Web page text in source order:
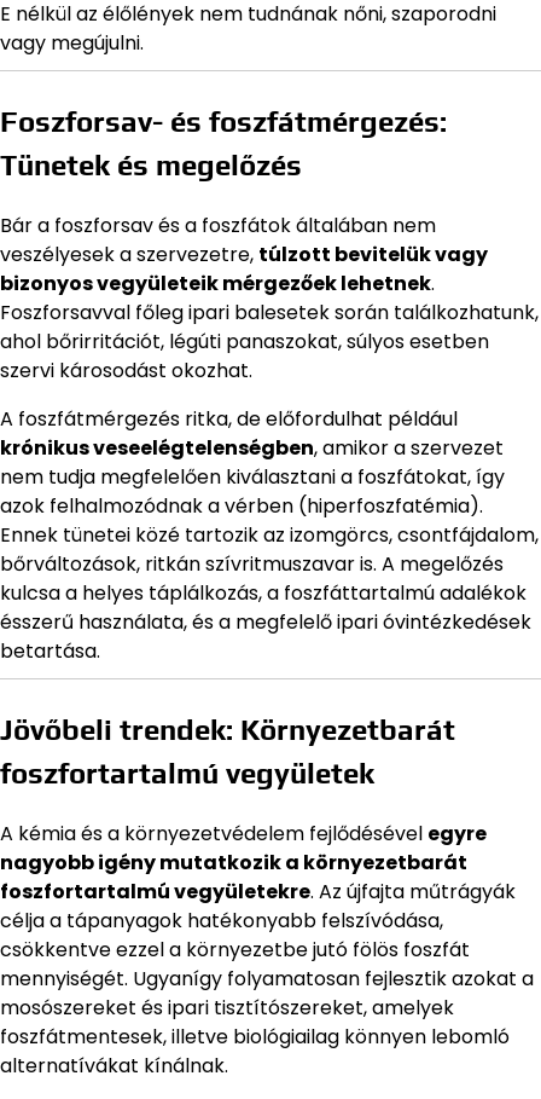
E nélkül az élőlények nem tudnának nőni, szaporodni
vagy megújulni.
Foszforsav- és foszfátmérgezés:
Tünetek és megelőzés
Bár a foszforsav és a foszfátok általában nem
veszélyesek a szervezetre, túlzott bevitelük vagy
bizonyos vegyületeik mérgezőek lehetnek.
Foszforsavval főleg ipari balesetek során találkozhatunk,
ahol bőrirritációt, légúti panaszokat, súlyos esetben
szervi károsodást okozhat.
A foszfátmérgezés ritka, de előfordulhat például
krónikus veseelégtelenségben, amikor a szervezet
nem tudja megfelelően kiválasztani a foszfátokat, így
azok felhalmozódnak a vérben (hiperfoszfatémia).
Ennek tünetei közé tartozik az izomgörcs, csontfájdalom,
bőrváltozások, ritkán szívritmuszavar is. A megelőzés
kulcsa a helyes táplálkozás, a foszfáttartalmú adalékok
ésszerű használata, és a megfelelő ipari óvintézkedések
betartása.
Jövőbeli trendek: Környezetbarát
foszfortartalmú vegyületek
A kémia és a környezetvédelem fejlődésével egyre
nagyobb igény mutatkozik a környezetbarát
foszfortartalmú vegyületekre. Az újfajta műtrágyák
célja a tápanyagok hatékonyabb felszívódása,
csökkentve ezzel a környezetbe jutó fölös foszfát
mennyiségét. Ugyanígy folyamatosan fejlesztik azokat a
mosószereket és ipari tisztítószereket, amelyek
foszfátmentesek, illetve biológiailag könnyen lebomló
alternatívákat kínálnak.